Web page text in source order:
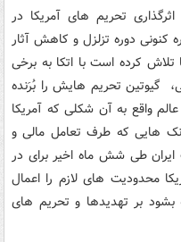
تحریم های آمریکا در
شهریور 97 بوده و دوره کنونی دوره تزلزل و کاهش آثار
کرده است با اتکا به برخی
گیوتین تحریم هایش را بُرَنده
واقع به آن شکلی که آمریکا
هایی که طرف تعامل مالی و
ایران طی شش ماه اخیر برای در
محدودیت های لازم را اعمال
بشود بر تهدیدها و تحریم های